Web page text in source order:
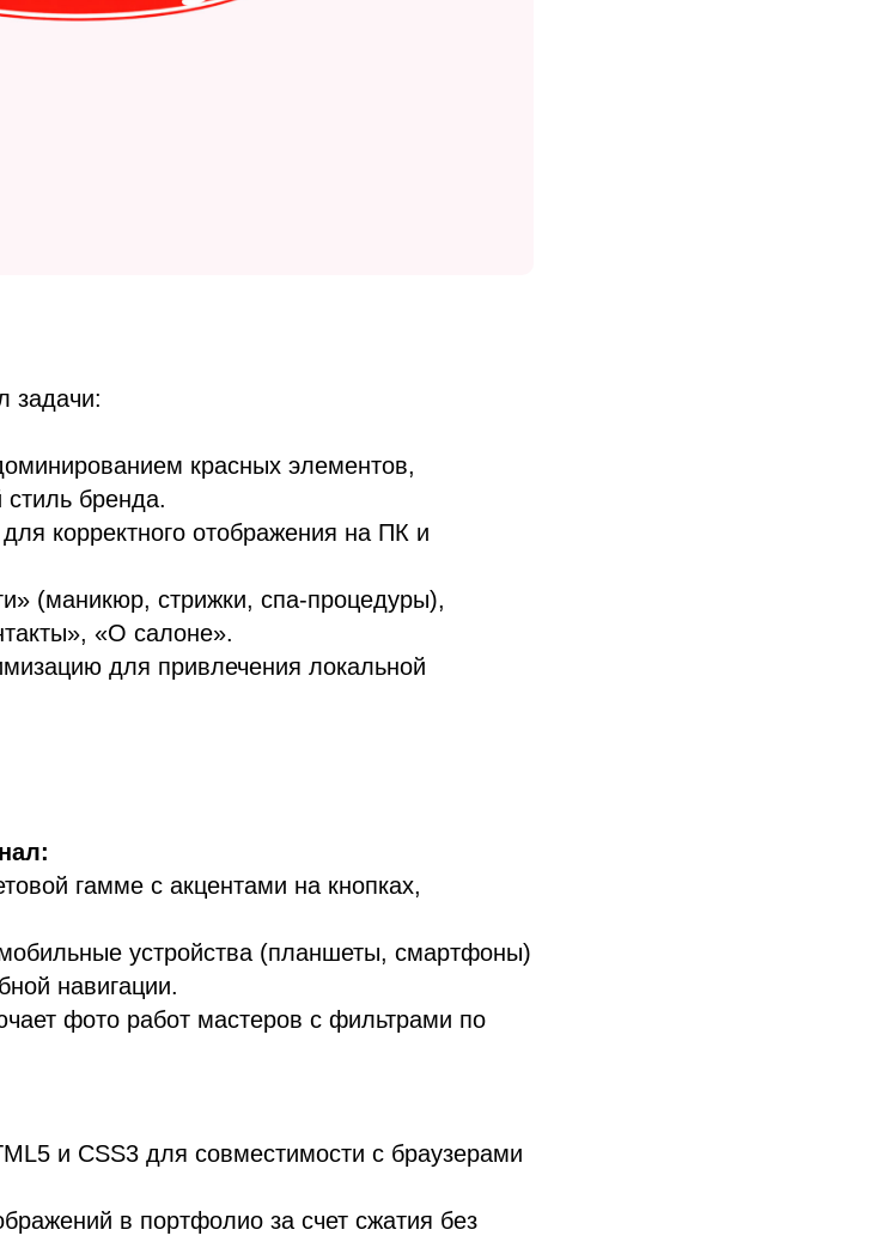
задачи:
красных элементов,
бренда.
корректного отображения на ПК и
(маникюр, стрижки, спа-процедуры),
«О салоне».
для привлечения локальной
гамме с акцентами на кнопках,
устройства (планшеты, смартфоны)
навигации.
фото работ мастеров с фильтрами по
и CSS3 для совместимости с браузерами
в портфолио за счет сжатия без